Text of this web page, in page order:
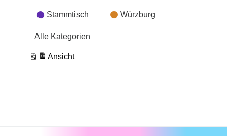
Stammtisch Würzburg
Alle Kategorien
Ansicht
ausdrucken